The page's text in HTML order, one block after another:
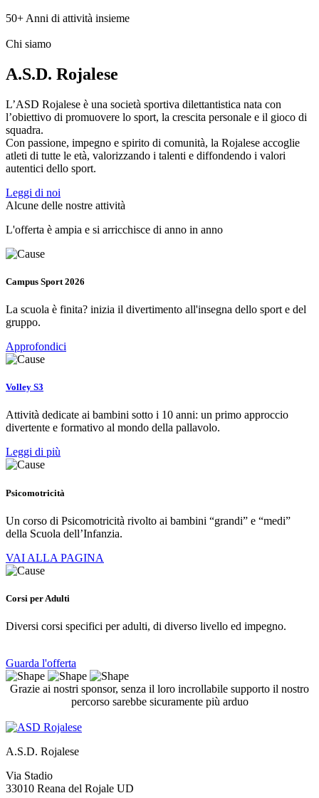
50+ Anni di attività insieme
Chi siamo
A.S.D. Rojalese
L’ASD Rojalese è una società sportiva dilettantistica nata con
l’obiettivo di promuovere lo sport, la crescita personale e il gioco di
squadra.
Con passione, impegno e spirito di comunità, la Rojalese accoglie
atleti di tutte le età, valorizzando i talenti e diffondendo i valori
autentici dello sport.
Leggi di noi
Alcune delle nostre attività
L'offerta è ampia e si arricchisce di anno in anno
Campus Sport 2026
La scuola è finita? inizia il divertimento all'insegna dello sport e del
gruppo.
Approfondici
Volley S3
Attività dedicate ai bambini sotto i 10 anni: un primo approccio
divertente e formativo al mondo della pallavolo.
Leggi di più
Psicomotricità
Un corso di Psicomotricità rivolto ai bambini “grandi” e “medi”
della Scuola dell’Infanzia.
VAI ALLA PAGINA
Corsi per Adulti
Diversi corsi specifici per adulti, di diverso livello ed impegno.
Guarda l'offerta
Grazie ai nostri sponsor, senza il loro incrollabile supporto il nostro
percorso sarebbe sicuramente più arduo
A.S.D. Rojalese
Via Stadio
33010 Reana del Rojale UD